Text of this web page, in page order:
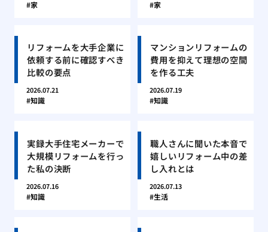
家 家
リフォームを大手企業に
依頼する前に確認すべき
比較の要点
2026.07.21
知識
マンションリフォームの
費用を抑えて理想の空間
を作る工夫
2026.07.19
知識
実録大手住宅メーカーで
大規模リフォームを行っ
た私の決断
2026.07.16
知識
職人さんに聞いた本音で
嬉しいリフォーム中の差
し入れとは
2026.07.13
生活